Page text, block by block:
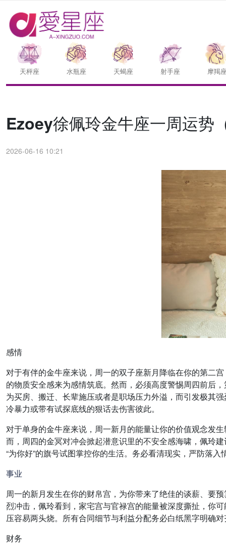
天枰座 水瓶座 天蝎座 射手座 摩羯
Ezoey徐佩玲金牛座一周运势
2026-06-16 10:21
感情
对于有伴的金牛座来说，周一的双子座新月降临在你的第二
的物质安全感来为感情筑底。然而，必须高度警惕周四前后
为买房、搬迁、长辈施压或者是职场压力外溢，而引发极其
冷暴力或带有试探底线的狠话去伤害彼此。
对于单身的金牛座来说，周一新月的能量让你的价值观念发
而，周四的金冥对冲会掀起潜意识里的不安全感海啸，佩玲
“为你好”的旗号试图掌控你的生活。务必看清现实，严防落入
事业
周一的新月发生在你的财帛宫，为你带来了绝佳的谈薪、要
烈冲击，佩玲看到，家宅宫与官禄宫的能量被深度撕扯，你
压容易两头烧。所有合同细节与利益分配务必白纸黑字明确
财务